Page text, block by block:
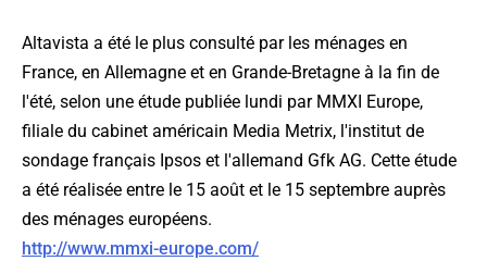
Altavista a été le plus consulté par les ménages en
France, en Allemagne et en Grande-Bretagne à la fin de
l'été, selon une étude publiée lundi par MMXI Europe,
filiale du cabinet américain Media Metrix, l'institut de
sondage français Ipsos et l'allemand Gfk AG. Cette étude
a été réalisée entre le 15 août et le 15 septembre auprès
des ménages européens.
http://www.mmxi-europe.com/